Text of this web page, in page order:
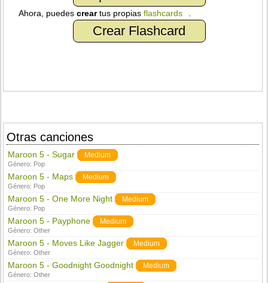
Ahora, puedescreartus propiasflashcards
Crear Flashcard
Otras canciones
Maroon 5 - Sugar Medium
Género: Pop
Maroon 5 - Maps Medium
Género: Pop
Maroon 5 - One More Night Medium
Género: Pop
Maroon 5 - Payphone Medium
Género:Other
Maroon 5 - Moves Like Jagger Medium
Género:Other
Maroon 5 - Goodnight Goodnight Medium
Género:Other